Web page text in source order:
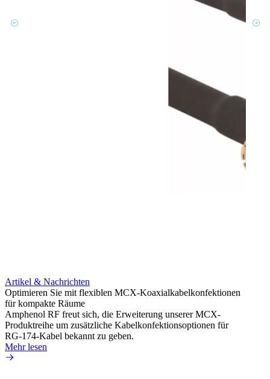
Artikel & Nachrichten
Optimieren Sie mit flexiblen MCX-Koaxialkabelkonfektionen
für kompakte Räume
Amphenol RF freut sich, die Erweiterung unserer MCX-
Produktreihe um zusätzliche Kabelkonfektionsoptionen für
RG-174-Kabel bekannt zu geben.
Mehr lesen